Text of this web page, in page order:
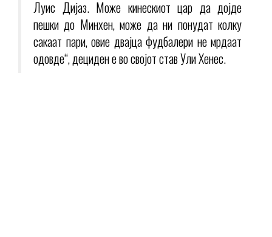
Луис Дијаз. Може кинескиот цар да дојде
пешки до Минхен, може да ни понудат колку
сакаат пари, овие двајца фудбалери не мрдаат
одовде“, дециден е во својот став Ули Хенес.